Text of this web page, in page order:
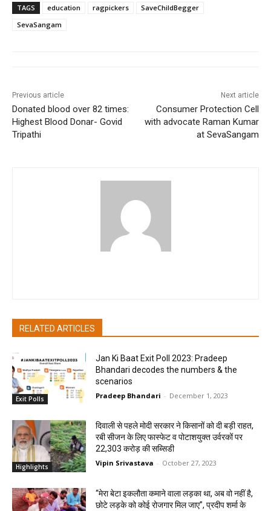
TAGS education ragpickers
SaveChildBegger
SevaSangam
Previous article
Donated blood over 82 times:
Highest Blood Donar- Govid
Tripathi
Next article
Consumer Protection Cell
with advocate Raman Kumar
at SevaSangam
RELATED ARTICLES
Exit Polls
Jan Ki Baat Exit Poll 2023: Pradeep
Bhandari decodes the numbers & the
scenarios
Pradeep Bhandari - December 1, 2023
Highlights
दिवाली से पहले मोदी सरकार ने किसानों को दी बड़ी राहत,
रबी सीजन के लिए फास्फेट व पोटाशयुक्त उर्वरकों पर
22,303 करोड़ की सब्सिडी
Vipin Srivastava - October 27, 2023
“मेरा बेटा इकलौता कमाने वाला लड़का था, अब वो नहीं है,
छोटे लड़के को कोई रोजगार मिल जाए”, प्रदीप शर्मा के